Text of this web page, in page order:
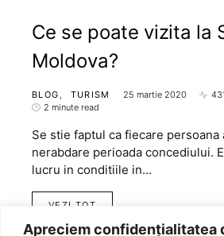
Apreciem confidențialitatea
Ce se poate vizita la
Moldova?
BLOG TURISM 25 martie 2020
2 minute read
Se stie faptul ca fiecare persoana
nerabdare perioada concediului.
lucru in conditiile in…
VEZI TOT